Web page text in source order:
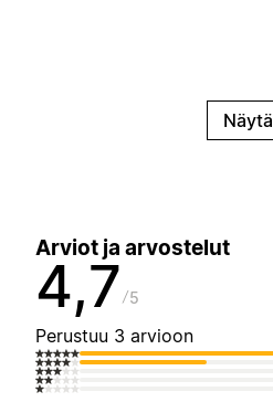
Näytä
Arviot ja arvostelut
4,7 5
Perustuu 3 arvioon